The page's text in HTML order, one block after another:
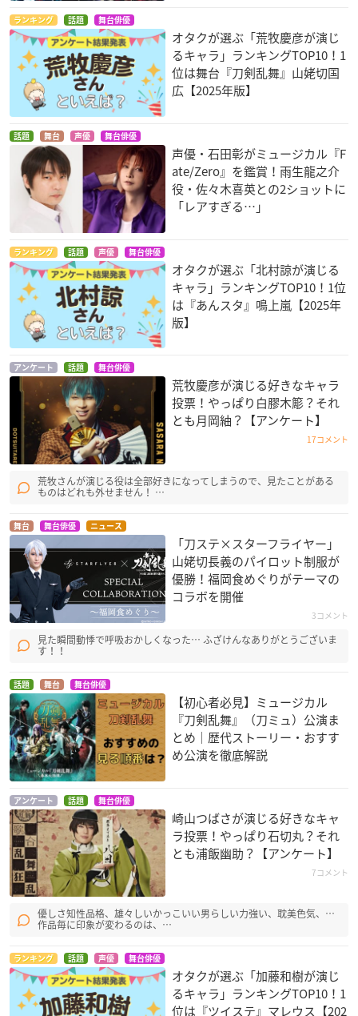
ランキング 話題 舞台俳優
オタクが選ぶ「荒牧慶彦が演じ
るキャラ」ランキングTOP10！1
位は舞台『刀剣乱舞』山姥切国
広【2025年版】
話題 舞台 声優 舞台俳優
声優・石田彰がミュージカル『F
ate/Zero』を鑑賞！雨生龍之介
役・佐々木喜英との2ショットに
「レアすぎる…」
ランキング 話題 声優 舞台俳優
オタクが選ぶ「北村諒が演じる
キャラ」ランキングTOP10！1位
は『あんスタ』鳴上嵐【2025年
版】
アンケート 話題 舞台俳優
荒牧慶彦が演じる好きなキャラ
投票！やっぱり白膠木簓？それ
とも月岡紬？【アンケート】
17コメント
荒牧さんが演じる役は全部好きになってしまうので、見たことがある
ものはどれも外せません！ …
舞台 舞台俳優 ニュース
「刀ステ×スターフライヤー」
山姥切長義のパイロット制服が
優勝！福岡食めぐりがテーマの
コラボを開催
3コメント
見た瞬間動悸で呼吸おかしくなった… ふざけんなありがとうございま
す！！
話題 舞台 舞台俳優
【初心者必見】ミュージカル
『刀剣乱舞』（刀ミュ）公演ま
とめ｜歴代ストーリー・おすす
め公演を徹底解説
アンケート 話題 舞台俳優
崎山つばさが演じる好きなキャ
ラ投票！やっぱり石切丸？それ
とも浦飯幽助？【アンケート】
7コメント
優しさ知性品格、雄々しいかっこいい男らしい力強い、耽美色気、…
作品毎に印象が変わるのは、…
ランキング 話題 声優 舞台俳優
オタクが選ぶ「加藤和樹が演じ
るキャラ」ランキングTOP10！1
位は『ツイステ』マレウス【202